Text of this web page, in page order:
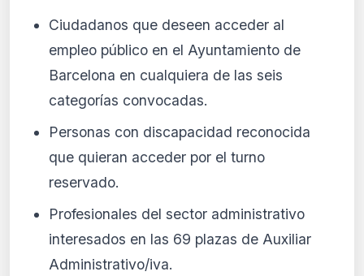
Ciudadanos que deseen acceder al
empleo público en el Ayuntamiento de
Barcelona en cualquiera de las seis
categorías convocadas.
Personas con discapacidad reconocida
que quieran acceder por el turno
reservado.
Profesionales del sector administrativo
interesados en las 69 plazas de Auxiliar
Administrativo/iva.